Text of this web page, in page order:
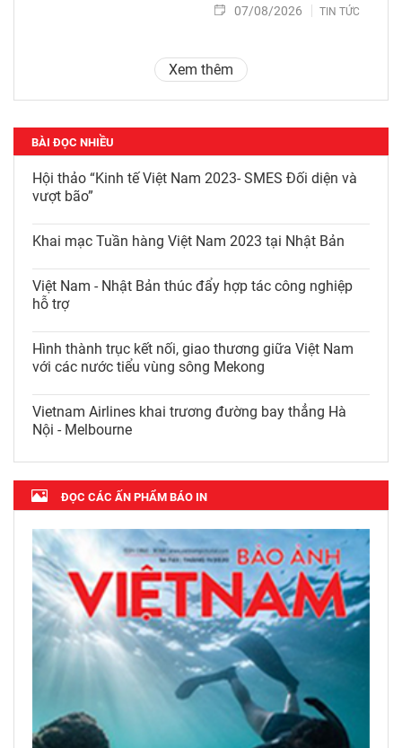
07/08/2026 TIN TỨC
Xem thêm
BÀI ĐỌC NHIỀU
Hội thảo “Kinh tế Việt Nam 2023- SMES Đối diện và
vượt bão”
Khai mạc Tuần hàng Việt Nam 2023 tại Nhật Bản
Việt Nam - Nhật Bản thúc đẩy hợp tác công nghiệp
hỗ trợ
Hình thành trục kết nối, giao thương giữa Việt Nam
với các nước tiểu vùng sông Mekong
Vietnam Airlines khai trương đường bay thẳng Hà
Nội - Melbourne
ĐỌC CÁC ẤN PHẨM BÁO IN